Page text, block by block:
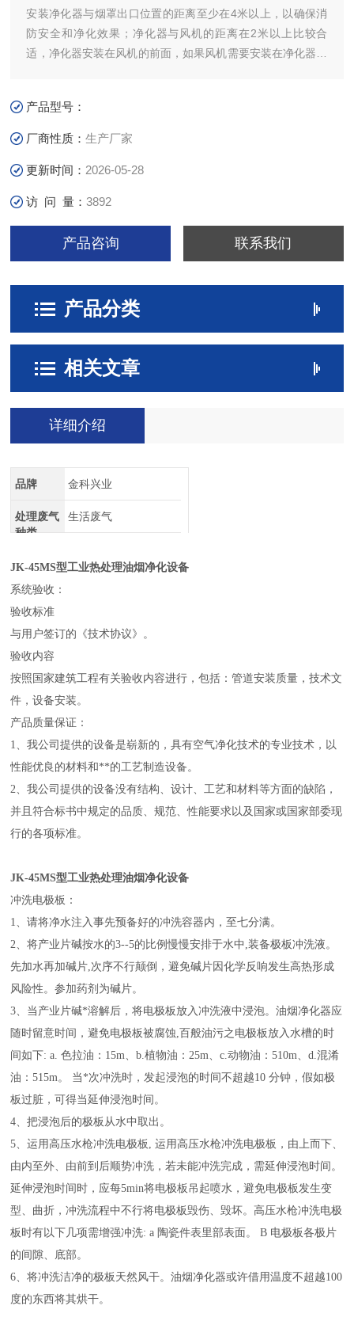
安装净化器与烟罩出口位置的距离至少在4米以上，以确保消
防安全和净化效果；净化器与风机的距离在2米以上比较合
适，净化器安装在风机的前面，如果风机需要安装在净化器的
产品型号：
厂商性质：生产厂家
更新时间： 2026-05-28
访 问 量：3892
产品咨询 联系我们
产品分类
相关文章
详细介绍
品牌 金科兴业
处理废气
种类
生活废气
JK-45MS型工业热处理油烟净化设备
系统验收：
验收标准
与用户签订的《技术协议》。
验收内容
按照国家建筑工程有关验收内容进行，包括：管道安装质量，技术文
件，设备安装。
产品质量保证：
1、我公司提供的设备是崭新的，具有空气净化技术的专业技术，以
性能优良的材料和**的工艺制造设备。
2、我公司提供的设备没有结构、设计、工艺和材料等方面的缺陷，
并且符合标书中规定的品质、规范、性能要求以及国家或国家部委现
行的各项标准。
JK-45MS型工业热处理油烟净化设备
冲洗电极板：
1、请将净水注入事先预备好的冲洗容器内，至七分满。
2、将产业片碱按水的3--5的比例慢慢安排于水中,装备极板冲洗液。
先加水再加碱片,次序不行颠倒，避免碱片因化学反响发生高热形成
风险性。参加药剂为碱片。
3、当产业片碱*溶解后，将电极板放入冲洗液中浸泡。油烟净化器应
随时留意时间，避免电极板被腐蚀,百般油污之电极板放入水槽的时
间如下: a. 色拉油：15m、b.植物油：25m、c.动物油：510m、d.混淆
油：515m。 当*次冲洗时，发起浸泡的时间不超越10 分钟，假如极
板过脏，可得当延伸浸泡时间。
4、把浸泡后的极板从水中取出。
5、运用高压水枪冲洗电极板, 运用高压水枪冲洗电极板，由上而下、
由内至外、由前到后顺势冲洗，若未能冲洗完成，需延伸浸泡时间。
延伸浸泡时间时，应每5min将电极板吊起喷水，避免电极板发生变
型、曲折，冲洗流程中不行将电极板毁伤、毁坏。高压水枪冲洗电极
板时有以下几项需增强冲洗: a 陶瓷件表里部表面。 B 电极板各极片
的间隙、底部。
6、将冲洗洁净的极板天然风干。油烟净化器或许借用温度不超越100
度的东西将其烘干。